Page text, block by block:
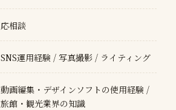
応相談
SNS運用経験 / 写真撮影 / ライティング
動画編集・デザインソフトの使用経験 /
旅館・観光業界の知識